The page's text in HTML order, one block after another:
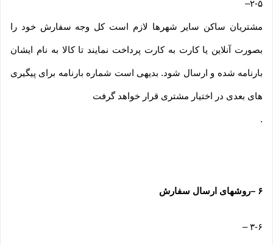
۲-۵–
مشتریان ساکن سایر شهرها لازم است کل وجه سفارش خود را
بصورت آنلاین یا کارت به کارت پرداخت نمایند تا کالا به نام ایشان
بارنامه شده و ارسال شود. بدیهی است شماره بارنامه برای پیگیری
های بعدی در اختیار مشتری قرار خواهد گرفت
.
۶ –روشهای ارسال سفارش
۳-۶–